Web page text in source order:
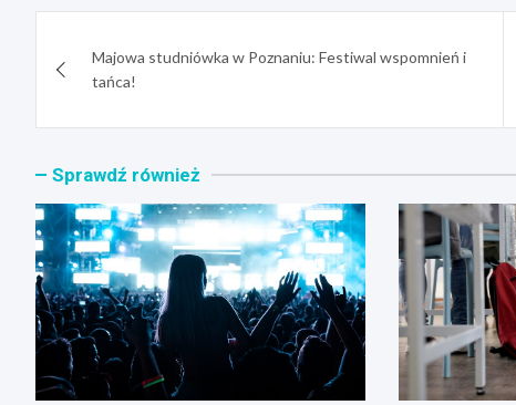
wpisuMajowa studniówka w Poznaniu: Festiwal wspomnień i
tańca!
Sprawdź również